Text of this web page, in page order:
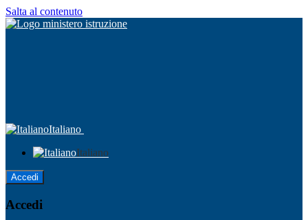
Salta al contenuto
Italiano
Italiano
Accedi
Accedi